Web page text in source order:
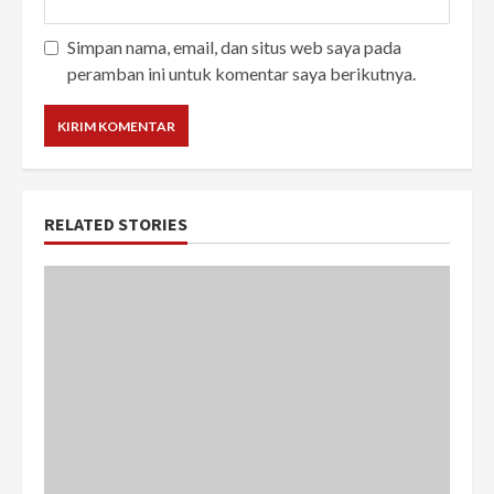
Simpan nama, email, dan situs web saya pada
peramban ini untuk komentar saya berikutnya.
RELATED STORIES